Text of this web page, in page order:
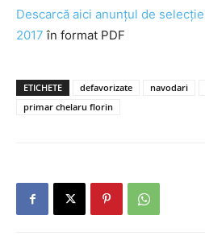
Descarcă aici anunțul de
2017 în format PDF
ETICHETE defavorizate navodari
primar chelaru florin